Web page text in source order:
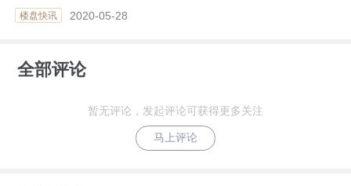
楼盘快讯 2020-05-28
全部评论
暂无评论，发起评论可获得更多关注
马上评论